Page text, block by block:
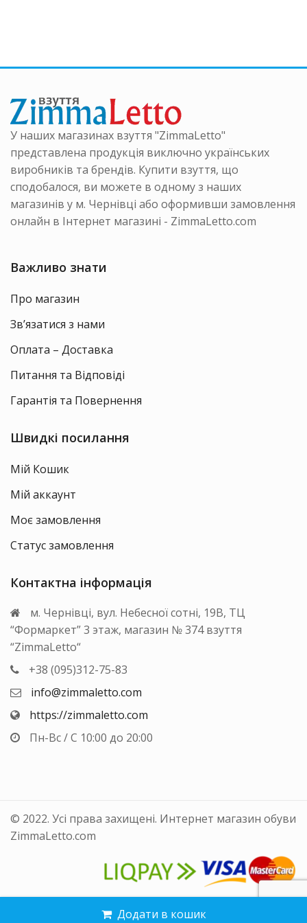
Додати в кошик
вибрати
У наших магазинах взуття "ZimmaLetto"
представлена продукція виключно українських
виробників та брендів. Купити взуття, що
сподобалося, ви можете в одному з наших
магазинів у м. Чернівці або оформивши замовлення
онлайн в Інтернет магазині - ZimmaLetto.com
Важливо знати
Про магазин
Зв’язатися з нами
Оплата – Доставка
Питання та Відповіді
Гарантія та Повернення
Швидкі посилання
Мій Кошик
Мій аккаунт
Моє замовлення
Статус замовлення
Контактна інформація
м. Чернівці, вул. Небесної сотні, 19В, ТЦ
“Формаркет” 3 этаж, магазин № 374 взуття
“ZimmaLetto“
+38 (095)312-75-83
info@zimmaletto.com
https://zimmaletto.com
Пн-Вс / С 10:00 до 20:00
© 2022. Усі права захищені. Интернет магазин обуви
ZimmaLetto.com